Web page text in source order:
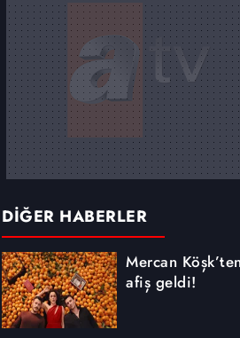
DİĞER HABERLER
Mercan
afiş geldi!